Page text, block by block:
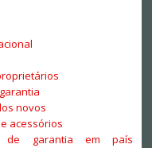
novos
acessórios
de garantia em país